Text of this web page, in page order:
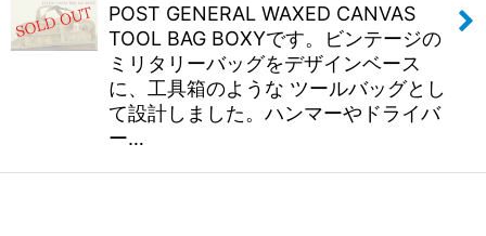
POST GENERAL WAXED CANVAS
TOOL BAG BOXYです。ビンテージの
ミリタリーバッグをデザインベース
に、工具箱のような ツールバッグとし
て設計しました。ハンマーやドライバ
ー…